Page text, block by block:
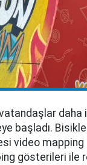
daha
başladı.
video mapping
gösterileri ile